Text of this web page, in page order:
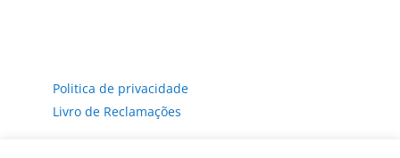
Politica de privacidade
Livro de Reclamações